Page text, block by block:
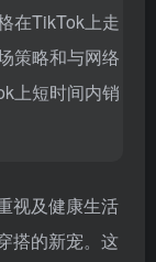
在TikTok上走
策略和与网络
上短时间内销
视及健康生活
搭的新宠。这